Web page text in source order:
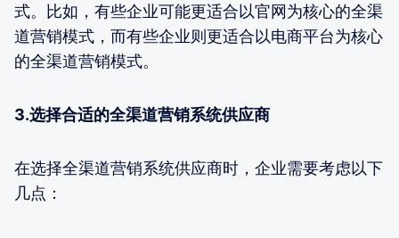
式。比如，有些企业可能更适合以官网为核心的全渠
道营销模式，而有些企业则更适合以电商平台为核心
的全渠道营销模式。
3.选择合适的全渠道营销系统供应商
在选择全渠道营销系统供应商时，企业需要考虑以下
几点：